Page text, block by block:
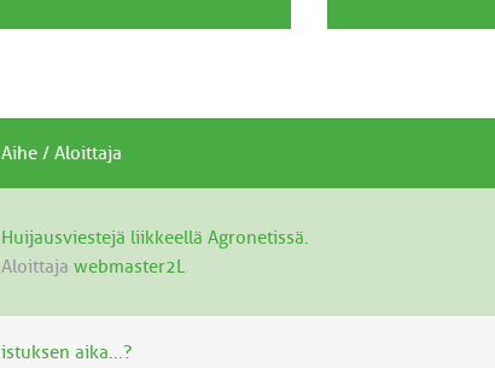
Aihe/ Aloittaja
Huijausviestejä liikkeellä Agronetissä.
Aloittaja webmaster2L
istuksen aika...?